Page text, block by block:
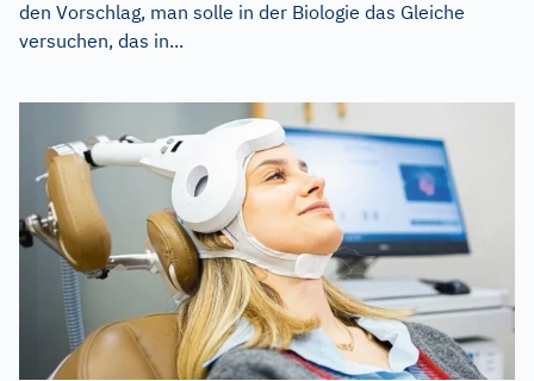
den Vorschlag, man solle in der Biologie das Gleiche
versuchen, das in...